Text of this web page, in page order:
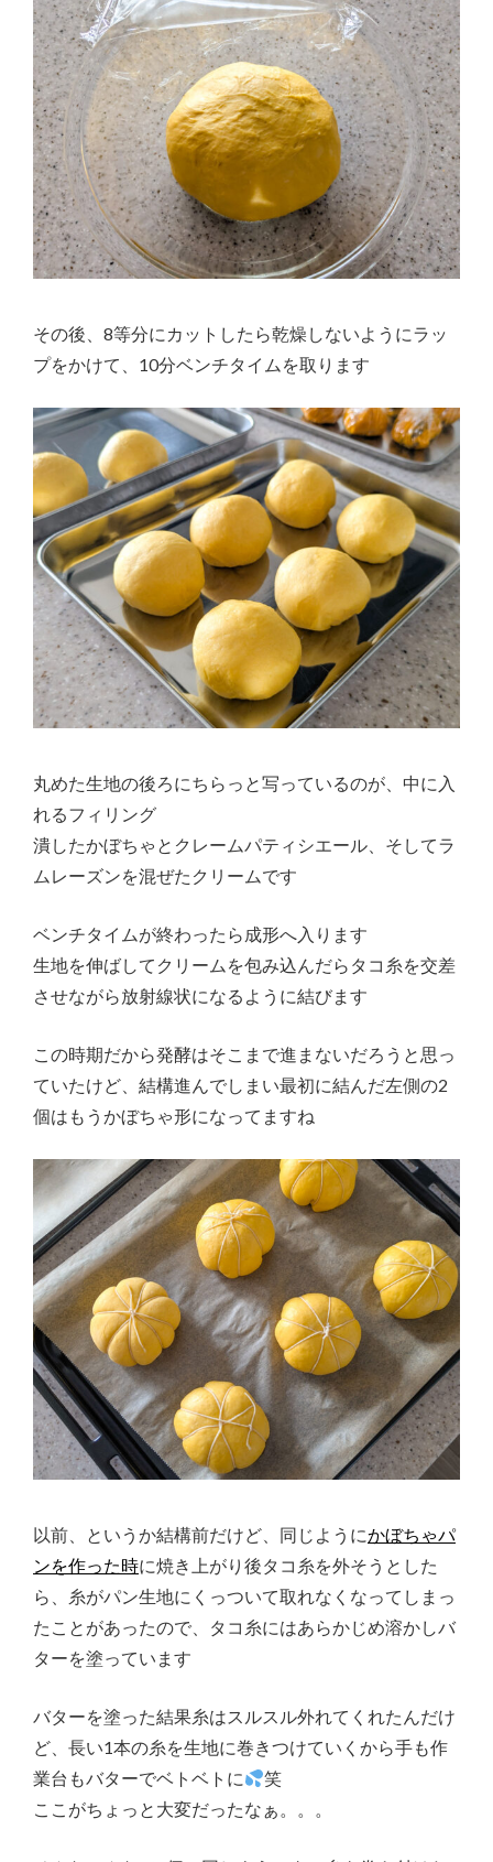
その後、8等分にカットしたら乾燥しないようにラッ
プをかけて、10分ベンチタイムを取ります
丸めた生地の後ろにちらっと写っているのが、中に入
れるフィリング
潰したかぼちゃとクレームパティシエール、そしてラ
ムレーズンを混ぜたクリームです
ベンチタイムが終わったら成形へ入ります
生地を伸ばしてクリームを包み込んだらタコ糸を交差
させながら放射線状になるように結びます
この時期だから発酵はそこまで進まないだろうと思っ
ていたけど、結構進んでしまい最初に結んだ左側の2
個はもうかぼちゃ形になってますね
以前、というか結構前だけど、同じようにかぼちゃパ
ンを作った時に焼き上がり後タコ糸を外そうとした
ら、糸がパン生地にくっついて取れなくなってしまっ
たことがあったので、タコ糸にはあらかじめ溶かしバ
ターを塗っています
バターを塗った結果糸はスルスル外れてくれたんだけ
ど、長い1本の糸を生地に巻きつけていくから手も作
業台もバターでベトベトに
笑
ここがちょっと大変だったなぁ。。。